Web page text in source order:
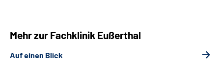
Mehr zur Fachklinik Eußerthal
Auf einen Blick